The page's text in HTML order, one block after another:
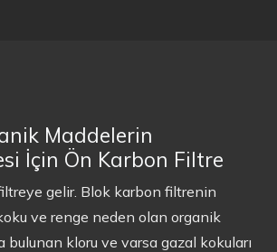
Maddelerin
İçin Ön Karbon Filtre
gelir. Blok karbon filtrenin
ve renge neden olan organik
bulunan kloru ve varsa gazal kokuları